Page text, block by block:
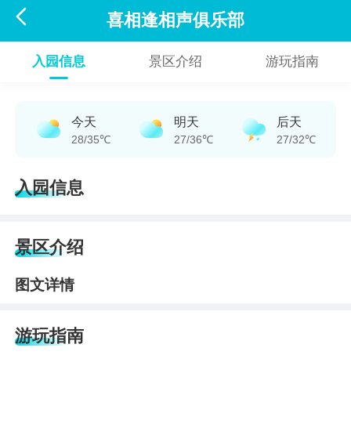
 喜相逢相声俱乐部
入园信息 景区介绍 游玩指南
今天
28/35℃
明天
27/36℃
后天
27/32℃
入园信息
景区介绍
图文详情
游玩指南